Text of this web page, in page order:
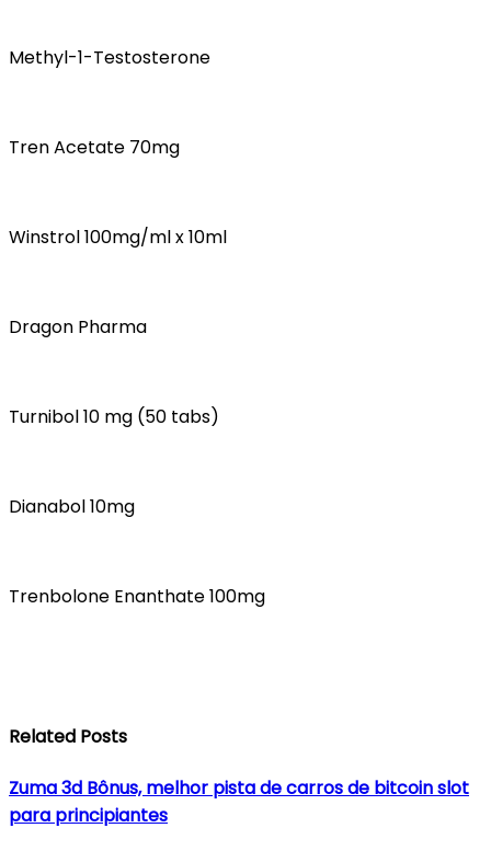
Methyl-1-Testosterone
Tren Acetate 70mg
Winstrol 100mg/ml x 10ml
Dragon Pharma
Turnibol 10 mg (50 tabs)
Dianabol 10mg
Trenbolone Enanthate 100mg
Related Posts
Zuma 3d Bônus, melhor pista de carros de bitcoin slot
para principiantes